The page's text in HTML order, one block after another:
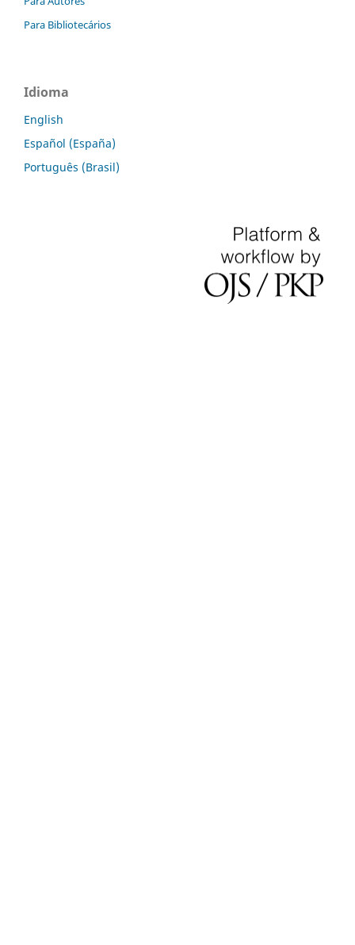
Para Bibliotecários
Idioma
English
Español (España)
Português (Brasil)